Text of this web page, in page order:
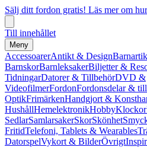
Sälj ditt fordon gratis! Läs mer om
Till innehållet
Meny
AccessoarerAntikt & Design
BarnskorBarnleksakerBiljetter &
TidningarDatorer & TillbehörDVD &
VideofilmerFordonFordonsdelar &
OptikFrimärkenHandgjort &
HushållHemelektronikHobbyKlockor
SedlarSamlarsakerSkorSkönhet
FritidTelefoni, Tablets & Wearables
DatorspelVykort & BilderÖvrigt